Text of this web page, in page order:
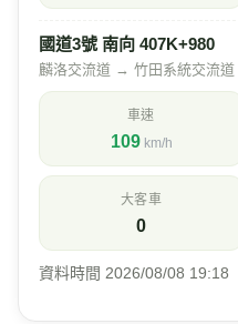
國道3號 南向 407K+980
麟洛交流道 → 竹田系統交流道
車速
109km/h
大客車
0
資料時間 2026/08/08 19:18